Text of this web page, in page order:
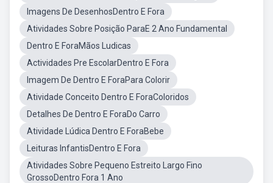
Imagens De DesenhosDentro E Fora
Atividades Sobre Posição ParaE 2 Ano Fundamental
Dentro E ForaMãos Ludicas
Actividades Pre EscolarDentro E Fora
Imagem De Dentro E ForaPara Colorir
Atividade Conceito Dentro E ForaColoridos
Detalhes De Dentro E ForaDo Carro
Atividade Lúdica Dentro E ForaBebe
Leituras InfantisDentro E Fora
Atividades Sobre Pequeno Estreito Largo Fino
GrossoDentro Fora 1 Ano